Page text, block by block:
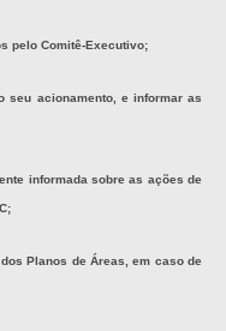
pelo Comitê-Executivo;
seu acionamento, e informar as
informada sobre as ações de
Planos de Áreas, em caso de